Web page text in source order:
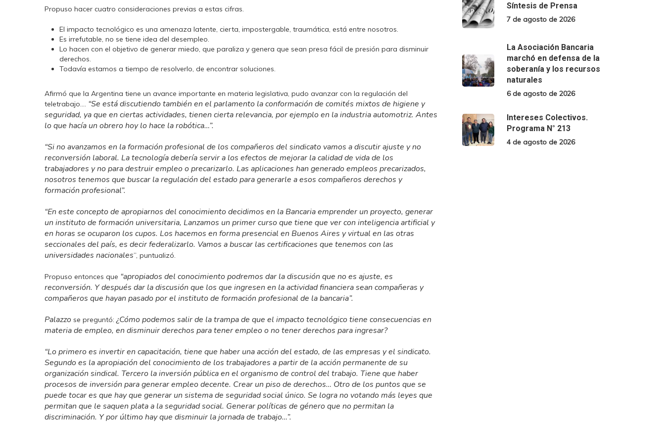
Propuso hacer cuatro consideraciones previas a estas cifras.
El impacto tecnológico es una amenaza latente, cierta, impostergable, traumática, está entre nosotros.
Es irrefutable, no se tiene idea del desempleo.
Lo hacen con el objetivo de generar miedo, que paraliza y genera que sean presa fácil de presión para disminuir
derechos.
Todavía estamos a tiempo de resolverlo, de encontrar soluciones.
Afirmó que la Argentina tiene un avance importante en materia legislativa, pudo avanzar con la regulación del
teletrabajo…. “Se está discutiendo también en el parlamento la conformación de comités mixtos de higiene y
seguridad, ya que en ciertas actividades, tienen cierta relevancia, por ejemplo en la industria automotriz. Antes
lo que hacía un obrero hoy lo hace la robótica…”.
“Si no avanzamos en la formación profesional de los compañeros del sindicato vamos a discutir ajuste y no
reconversión laboral. La tecnología debería servir a los efectos de mejorar la calidad de vida de los
trabajadores y no para destruir empleo o precarizarlo. Las aplicaciones han generado empleos precarizados,
nosotros tenemos que buscar la regulación del estado para generarle a esos compañeros derechos y
formación profesional”.
“En este concepto de apropiarnos del conocimiento decidimos en la Bancaria emprender un proyecto, generar
un instituto de formación universitaria, Lanzamos un primer curso que tiene que ver con inteligencia artificial y
en horas se ocuparon los cupos. Los hacemos en forma presencial en Buenos Aires y virtual en las otras
seccionales del país, es decir federalizarlo. Vamos a buscar las certificaciones que tenemos con las
universidades nacionales”, puntualizó.
Propuso entonces que “apropiados del conocimiento podremos dar la discusión que no es ajuste, es
reconversión. Y después dar la discusión que los que ingresen en la actividad financiera sean compañeras y
compañeros que hayan pasado por el instituto de formación profesional de la bancaria”.
Palazzo se preguntó:¿Cómo podemos salir de la trampa de que el impacto tecnológico tiene consecuencias en
materia de empleo, en disminuir derechos para tener empleo o no tener derechos para ingresar?
“Lo primero es invertir en capacitación, tiene que haber una acción del estado, de las empresas y el sindicato.
Segundo es la apropiación del conocimiento de los trabajadores a partir de la acción permanente de su
organización sindical. Tercero la inversión pública en el organismo de control del trabajo. Tiene que haber
procesos de inversión para generar empleo decente. Crear un piso de derechos… Otro de los puntos que se
puede tocar es que hay que generar un sistema de seguridad social único. Se logra no votando más leyes que
permitan que le saquen plata a la seguridad social. Generar políticas de género que no permitan la
discriminación. Y por último hay que disminuir la jornada de trabajo…”.
Síntesis de Prensa
7 de agosto de 2026
La Asociación Bancaria
marchó en defensa de la
soberanía y los recursos
naturales
6 de agosto de 2026
Intereses Colectivos.
Programa N° 213
4 de agosto de 2026